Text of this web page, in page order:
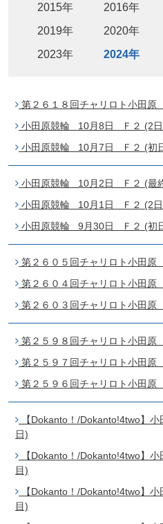
2015年
2016年
2019年
2020年
2023年
2024年
第２６１８回チャリロト小田
小田原競輪 10月8日 Ｆ２ (2
小田原競輪 10月7日 Ｆ２ (初
小田原競輪 10月2日 Ｆ２ (最
小田原競輪 10月1日 Ｆ２ (2
小田原競輪 9月30日 Ｆ２ (初
第２６０５回チャリロト小田
第２６０４回チャリロト小田
第２６０３回チャリロト小田
第２５９８回チャリロト小田
第２５９７回チャリロト小田
第２５９６回チャリロト小田
【Dokanto！/Dokanto!4two】
日)
【Dokanto！/Dokanto!4two】
目)
【Dokanto！/Dokanto!4two】
目)